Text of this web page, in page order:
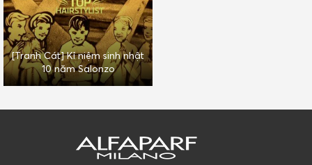
[Tranh Cát] Kỉ niệm sinh nhật
10 năm Salonzo